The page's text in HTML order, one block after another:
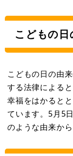
こどもの日
こどもの日の由
する法律による
幸福をはかると
ています。5月5
のような由来か